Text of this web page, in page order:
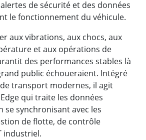
de sécurité et des données
le fonctionnement du véhicule.
aux vibrations, aux chocs, aux
et aux opérations de
des performances stables là
public échoueraient. Intégré
transport modernes, il agit
qui traite les données
se synchronisant avec les
de flotte, de contrôle
industriel.